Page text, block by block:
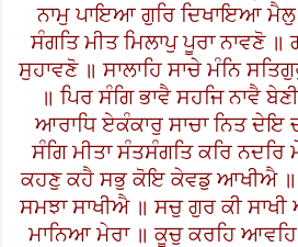
ਨਾਮੁ ਪਾਇਆ ਗੁਰਿ ਦਿਖਾਇਆ ਮੈਲੁ
ਸੰਗਤਿ ਮੀਤ ਮਿਲਾਪੁ ਪੂਰਾ ਨਾਵਣੋ ॥
ਸੁਹਾਵਣੋ ॥ ਸਾਲਾਹਿ ਸਾਚੇ ਮੰਨਿ
॥ ਪਿਰ ਸੰਗਿ ਭਾਵੈ ਸਹਜਿ ਨਾਵੈ
ਆਰਾਧਿ ਏਕੰਕਾਰੁ ਸਾਚਾ ਨਿਤ
ਸੰਗਿ ਮੀਤਾ ਸੰਤਸੰਗਤਿ ਕਰਿ
ਕਹਣੁ ਕਹੈ ਸਭੁ ਕੋਇ ਕੇਵਡੁ ਆਖੀਐ ॥
ਸਮਝਾ ਸਾਖੀਐ ॥ ਸਚੁ ਗੁਰ ਕੀ ਸਾਖੀ
ਮਾਨਿਆ ਮੇਰਾ ॥ ਕੂਚੁ ਕਰਹਿ